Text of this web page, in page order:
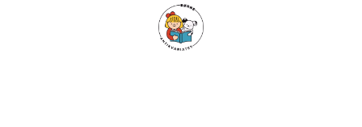
FILTER